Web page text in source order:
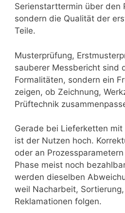
Serienstarttermin über den
sondern die Qualität der
Teile.
Musterprüfung,
sauberer Messbericht sind
Formalitäten, sondern ein
zeigen, ob Zeichnung,
Prüftechnik
Gerade bei Lieferketten mit
ist der Nutzen hoch.
oder an
Phase meist noch
werden dieselben
weil Nacharbeit,
Reklamationen folgen.